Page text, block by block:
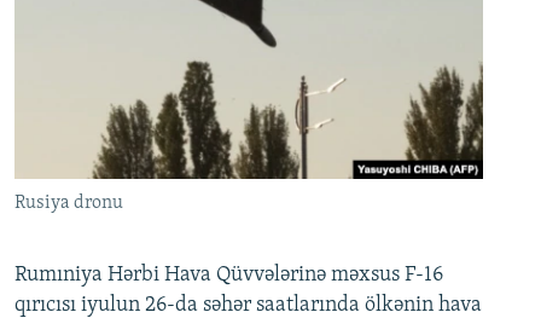
Rusiya dronu
Rumıniya Hərbi Hava Qüvvələrinə məxsus F-16
qırıcısı iyulun 26-da səhər saatlarında ölkənin hava